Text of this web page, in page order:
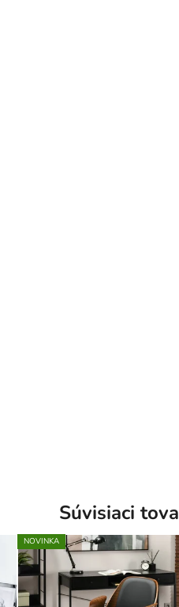
Súvisiaci
NOVINKA